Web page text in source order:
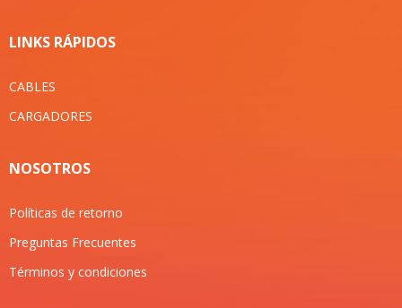
LINKS RÁPIDOS
CABLES
CARGADORES
NOSOTROS
Políticas de retorno
Preguntas Frecuentes
Términos y condiciones